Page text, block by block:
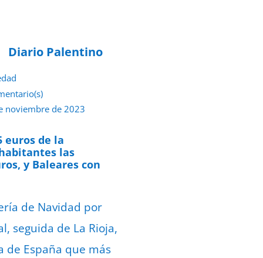
Diario Palentino
noviembre de 2023
euros de la
las
y Baleares con
de Navidad por
seguida de La Rioja,
de España que más